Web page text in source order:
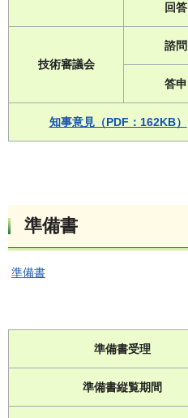
回答
技術審議会
諮問
答申
知事意見（PDF：162KB）
準備書
準備書
準備書受理
準備書縦覧期間